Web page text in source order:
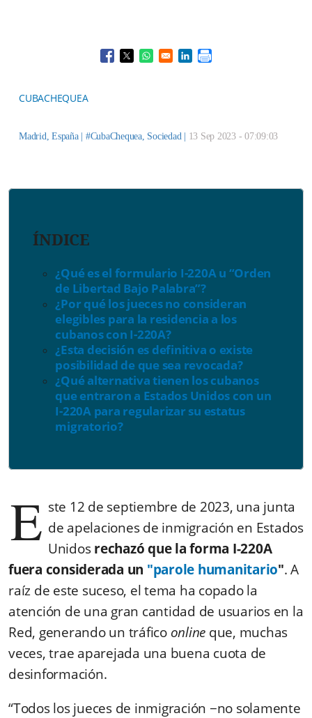
Opens in a new window
Opens in a new window
Opens in a new window
Opens in a new window
CUBACHEQUEA
#CubaChequea, Sociedad 13 Sep 2023 - 07:09:03
ÍNDICE
¿Qué es el formulario I-220A u “Orden
de Libertad Bajo Palabra”?
¿Por qué los jueces no consideran
elegibles para la residencia a los
cubanos con I-220A?
¿Esta decisión es definitiva o existe
posibilidad de que sea revocada?
¿Qué alternativa tienen los cubanos
que entraron a Estados Unidos con un
I-220A para regularizar su estatus
migratorio?
E ste 12 de septiembre de 2023, una junta
de apelaciones de inmigración en Estados
Unidosrechazó que la forma I-220A
fuera considerada un "parole humanitario". A
raíz de este suceso, el tema ha copado la
atención de una gran cantidad de usuarios en la
Red, generando un tráfico online que, muchas
veces, trae aparejada una buena cuota de
desinformación.
“Todos los jueces de inmigración −no solamente